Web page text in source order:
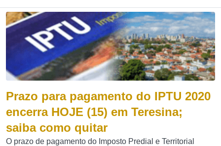
Prazo para pagamento do IPTU 2020
encerra HOJE (15) em Teresina;
saiba como quitar
O prazo de pagamento do Imposto Predial e Territorial